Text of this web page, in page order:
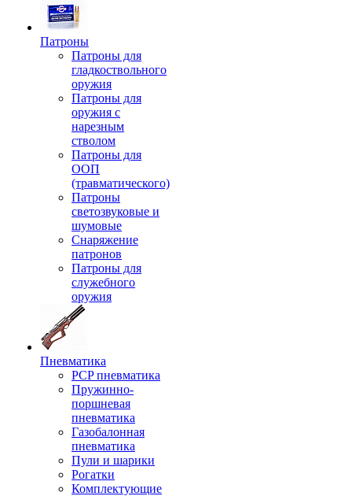
Патроны
Патроны для
гладкоствольного
оружия
Патроны для
оружия с
нарезным
стволом
Патроны для
ООП
(травматического)
Патроны
светозвуковые и
шумовые
Снаряжение
патронов
Патроны для
служебного
оружия
Пневматика
PCP пневматика
Пружинно-
поршневая
пневматика
Газобалонная
пневматика
Пули и шарики
Рогатки
Комплектующие